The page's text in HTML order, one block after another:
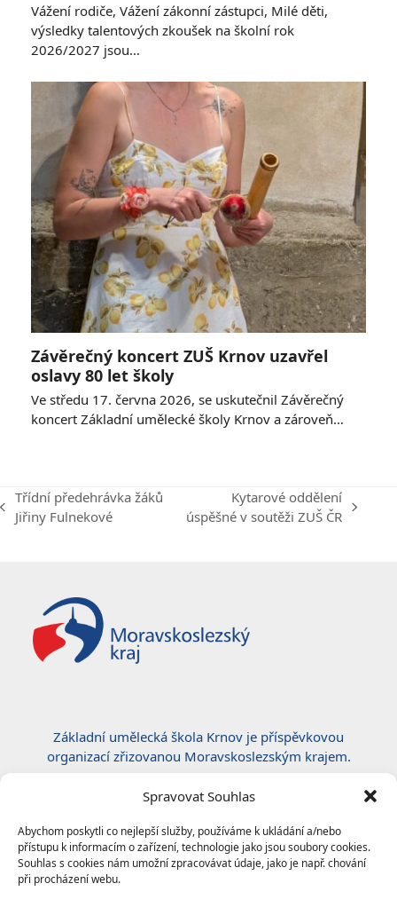
Spravovat Souhlas
Abychom poskytli co nejlepší služby, používáme k ukládání a/nebo
přístupu k informacím o zařízení, technologie jako jsou soubory cookies.
Souhlas s cookies nám umožní zpracovávat údaje, jako je např. chování
při procházení webu.
Vážení rodiče, Vážení zákonní zástupci, Milé děti,
výsledky talentových zkoušek na školní rok
2026/2027 jsou…
Závěrečný koncert ZUŠ Krnov uzavřel
oslavy 80 let školy
Ve středu 17. června 2026, se uskutečnil Závěrečný
koncert Základní umělecké školy Krnov a zároveň…
previous
Třídní předehrávka žáků
Jiřiny Fulnekové
next
Kytarové oddělení
úspěšné v soutěži ZUŠ ČR
Základní umělecká škola Krnov je příspěvkovou
organizací zřizovanou Moravskoslezským krajem.
Certifikace ČSN EN ISO 50001:2019